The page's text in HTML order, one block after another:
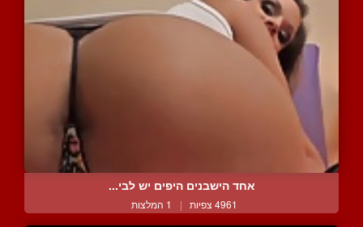
אחד הישבנים היפים יש לבי...
4961 צפיות | 1 המלצות